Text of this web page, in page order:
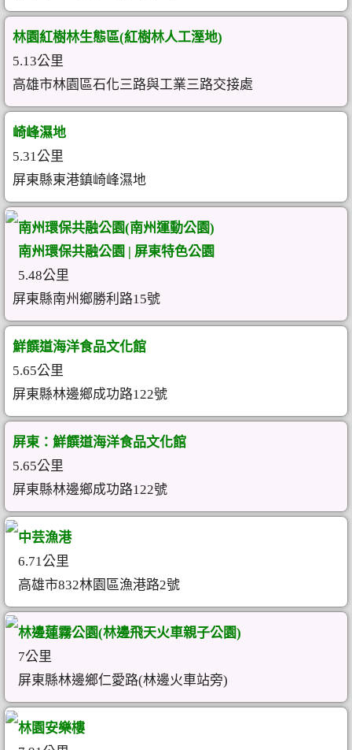
林園紅樹林生態區(紅樹林人工溼地)
5.13公里
高雄市林園區石化三路與工業三路交接處
崎峰濕地
5.31公里
屏東縣東港鎮崎峰濕地
南州環保共融公園(南州運動公園)
南州環保共融公園 | 屏東特色公園
5.48公里
屏東縣南州鄉勝利路15號
鮮饌道海洋食品文化館
5.65公里
屏東縣林邊鄉成功路122號
屏東：鮮饌道海洋食品文化館
5.65公里
屏東縣林邊鄉成功路122號
中芸漁港
6.71公里
高雄市832林園區漁港路2號
林邊蓮霧公園(林邊飛天火車親子公園)
7公里
屏東縣林邊鄉仁愛路(林邊火車站旁)
林園安樂樓